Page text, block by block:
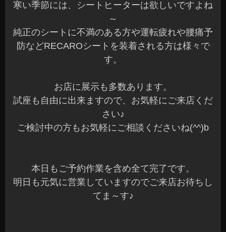
寒い季節には、シートヒーターは欲しいですよね
～
純正のシートに不満のある方や運転疲れや腰痛予
防などRECAROシートを装着される方は様々で
す。
お店に展示も多数あります。
試座も自由に出来ますので、お気軽にご来店くだ
さい♪
ご検討中の方もお気軽にご相談くださいね(^^)b
本日もご予約作業を含め全て完了です。
明日も元気に営業していますのでご来店お待ちし
てま～す♪